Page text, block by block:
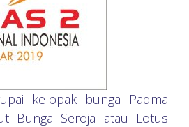
kelopak bunga Padma
Bunga Seroja atau Lotus